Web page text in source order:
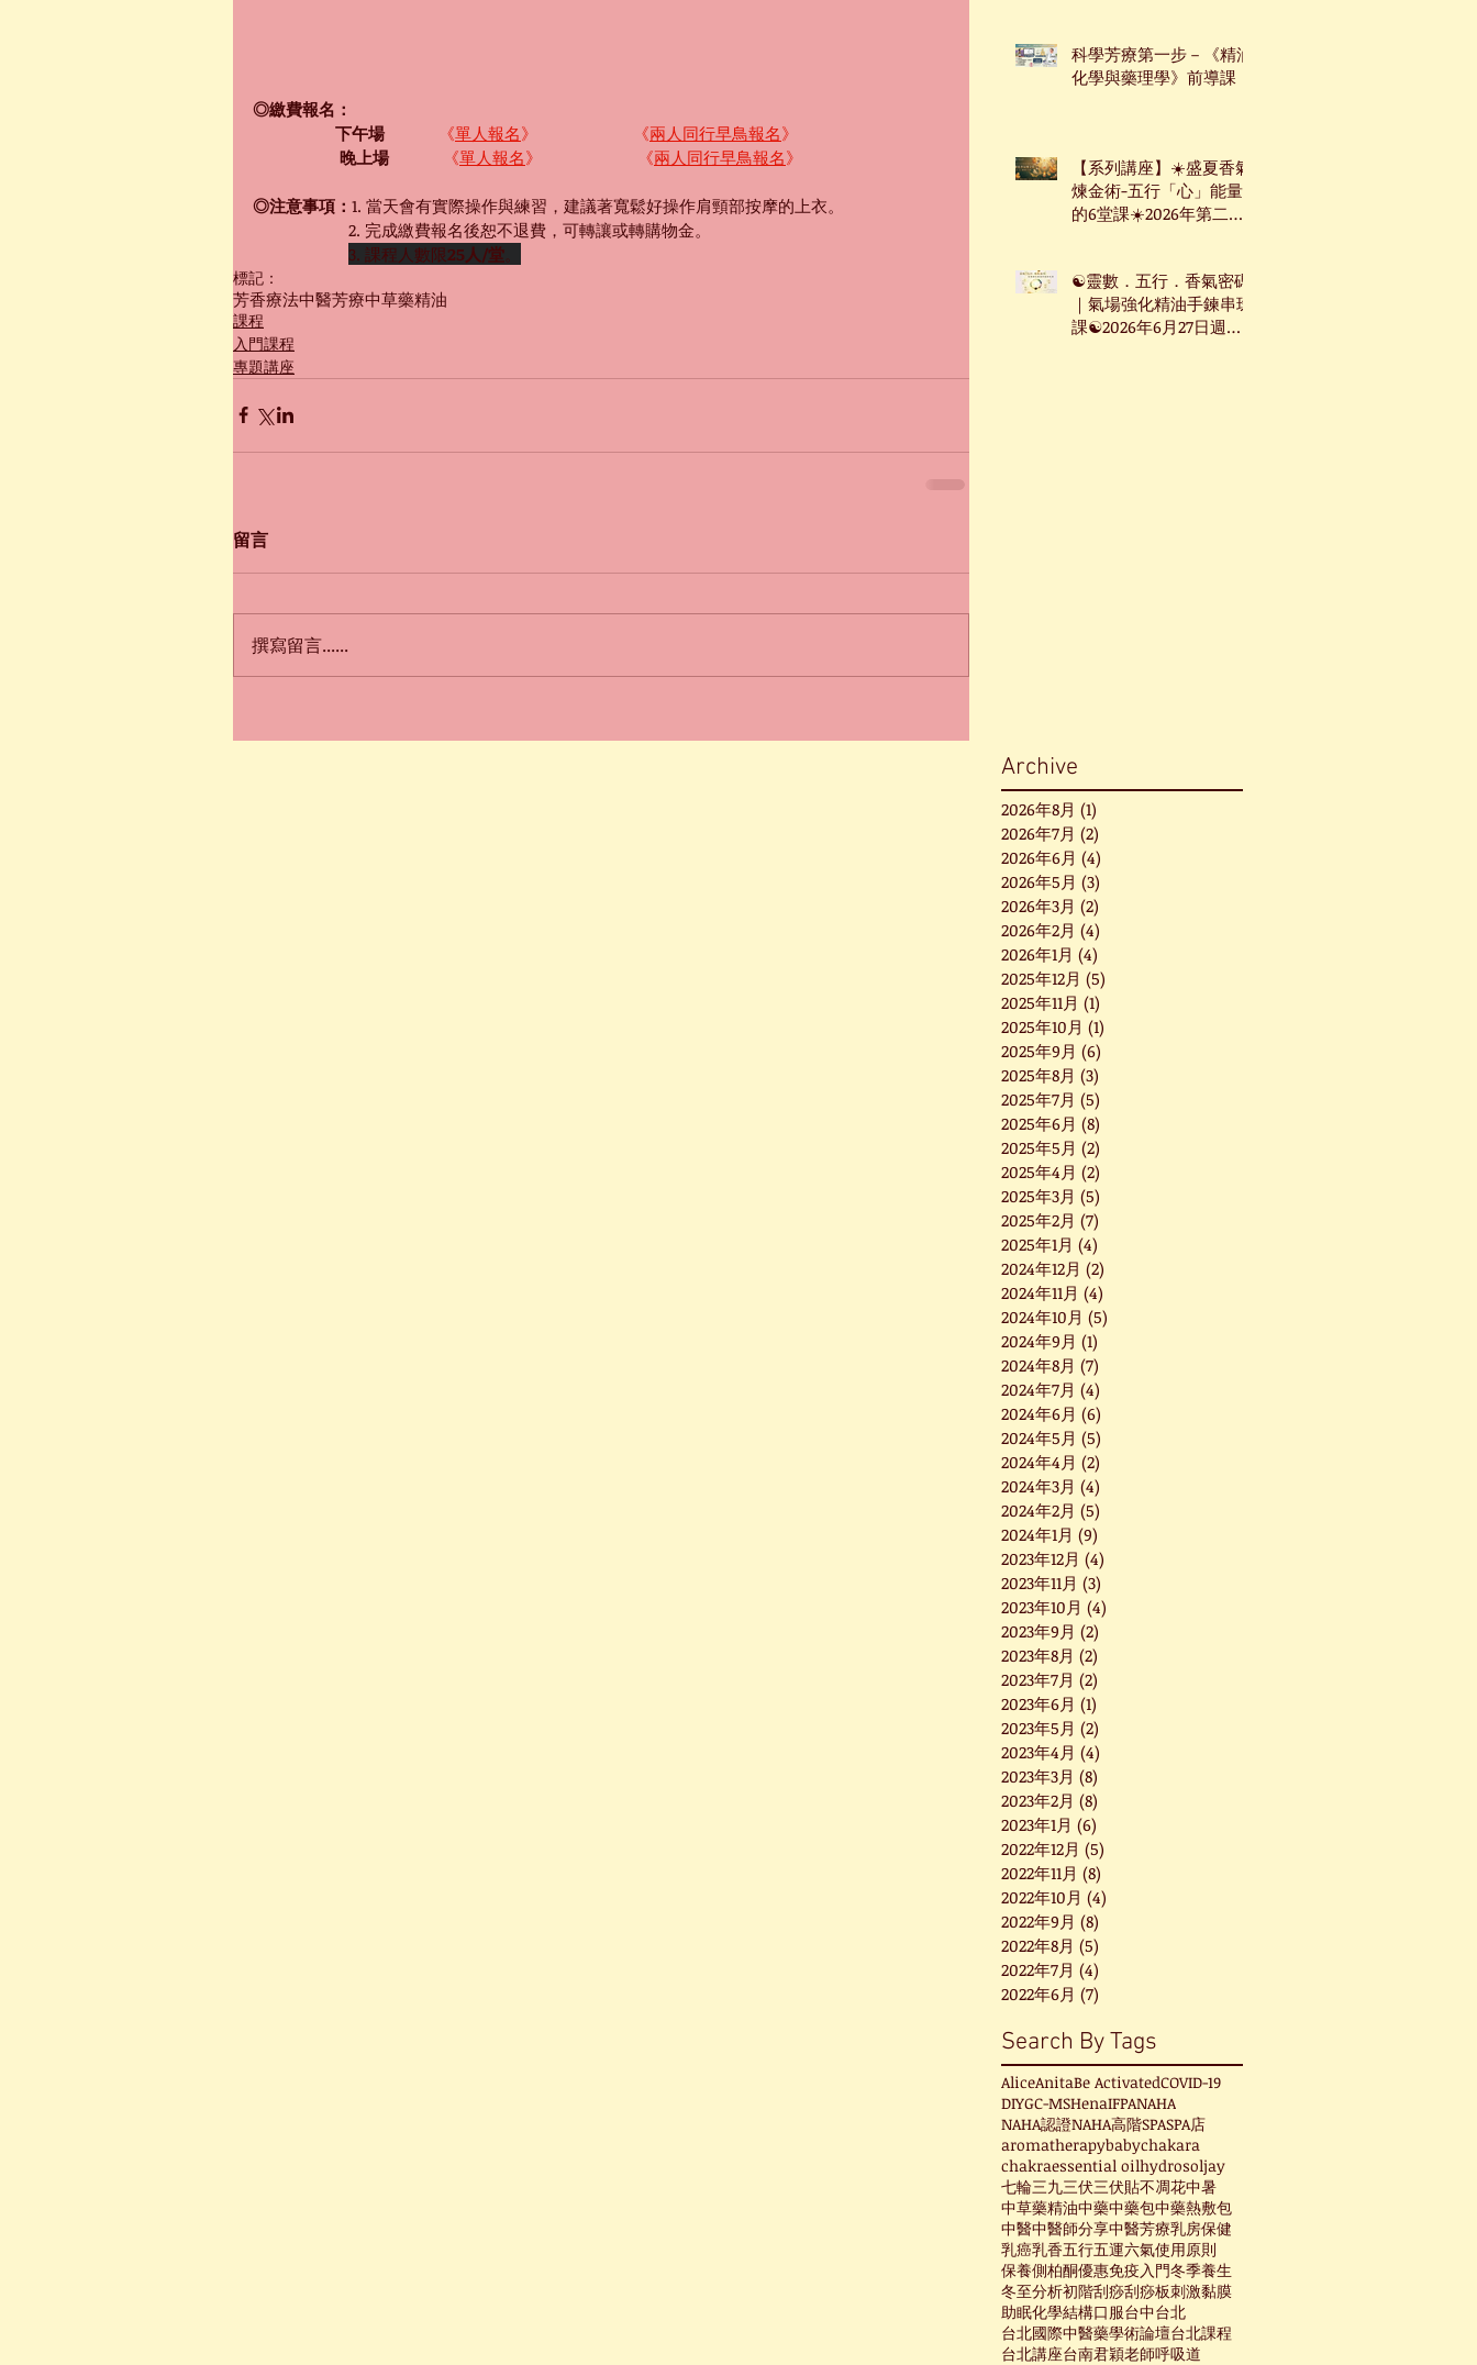
◎繳費報名：
下午場
《單人報名》 《兩人同行早鳥報名》
晚上場
《單人報名》 《兩人同行早鳥報名》
◎注意事項： 1. 當天會有實際操作與練習，建議著寬鬆好操作肩頸部按摩的上衣。
2. 完成繳費報名後恕不退費，可轉讓或轉購物金。
3. 課程人數限25人/堂
標記：
芳香療法中醫芳療中草藥精油
課程
入門課程
專題講座
留言
撰寫留言......
科學芳療第一步－《精油
化學與藥理學》前導課
【系列講座】☀️盛夏香氣
煉金術-五行「心」能量
的6堂課☀️2026年第二季
☯靈數．五行．香氣密碼
｜氣場強化精油手鍊串珠
課☯2026年6月27日週六
Archive
2026年8月 (1)
2026年7月 (2)
2026年6月 (4)
2026年5月 (3)
2026年3月 (2)
2026年2月 (4)
2026年1月 (4)
2025年12月 (5)
2025年11月 (1)
2025年10月 (1)
2025年9月 (6)
2025年8月 (3)
2025年7月 (5)
2025年6月 (8)
2025年5月 (2)
2025年4月 (2)
2025年3月 (5)
2025年2月 (7)
2025年1月 (4)
2024年12月 (2)
2024年11月 (4)
2024年10月 (5)
2024年9月 (1)
2024年8月 (7)
2024年7月 (4)
2024年6月 (6)
2024年5月 (5)
2024年4月 (2)
2024年3月 (4)
2024年2月 (5)
2024年1月 (9)
2023年12月 (4)
2023年11月 (3)
2023年10月 (4)
2023年9月 (2)
2023年8月 (2)
2023年7月 (2)
2023年6月 (1)
2023年5月 (2)
2023年4月 (4)
2023年3月 (8)
2023年2月 (8)
2023年1月 (6)
2022年12月 (5)
2022年11月 (8)
2022年10月 (4)
2022年9月 (8)
2022年8月 (5)
2022年7月 (4)
2022年6月 (7)
Search By Tags
AliceAnitaBe ActivatedCOVID-19
DIYGC-MSHenaIFPANAHA
NAHA認證NAHA高階SPASPA店
aromatherapybabychakara
chakraessential oilhydrosoljay
七輪三九三伏三伏貼不凋花中暑
中草藥精油中藥中藥包中藥熱敷包
中醫中醫師分享中醫芳療乳房保健
乳癌乳香五行五運六氣使用原則
保養側柏酮優惠免疫 入門冬季養生
冬至分析初階刮痧刮痧板刺激黏膜
助眠化學結構口服台中台北
台北國際中醫藥學術論壇台北課程
台北講座台南君穎老師呼吸道